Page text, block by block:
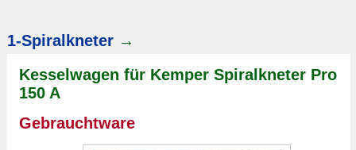
1-Spiralkneter →
Kesselwagen für Kemper Spiralkneter Pro
150 A
Gebrauchtware